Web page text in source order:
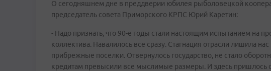
О сегодняшнем дне в преддверии юбилея рыболовецкой
председатель совета Приморского КРПС Юрий Каретин:
- Надо признать, что 90-е годы стали настоящим испытанием на
коллектива. Навалилось все сразу. Стагнация отрасли лишила
прибрежные поселки. Отвернулось государство, не стало
кредитам превысили все мыслимые размеры. И здесь пришлось